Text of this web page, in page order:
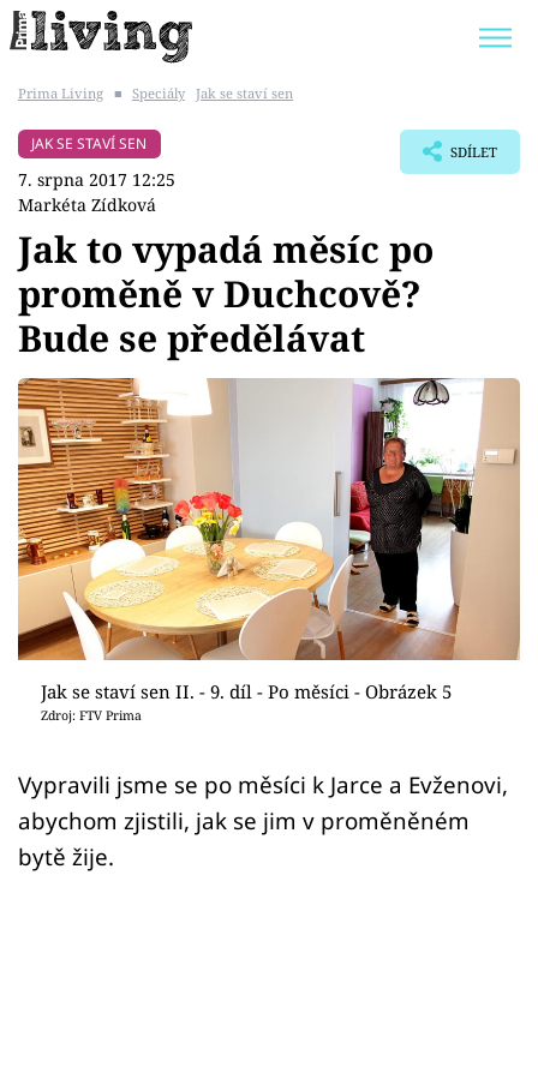
BYDLENÍ SLAVNÝCH
Témata
Bydlení
Zahrada
Design
Sledujte prima+
Přihlášení
Sledujte nás
Prima Living ■ Speciály Jak se staví sen
JAK SE STAVÍ SEN
7. srpna 2017 12:25
Markéta Zídková
SDÍLET
Jak to vypadá měsíc po
proměně v Duchcově?
Bude se předělávat
Jak se staví sen II. - 9. díl - Po měsíci - Obrázek 5
Zdroj: FTV Prima
Vypravili jsme se po měsíci k Jarce a Evženovi,
abychom zjistili, jak se jim v proměněném
bytě žije.